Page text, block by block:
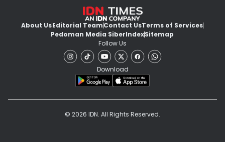
About UsEditorial TeamContact UsTerms of Services
Pedoman Media SiberIndexSitemap
Follow Us
Download
© 2026 IDN. All Rights Reserved.